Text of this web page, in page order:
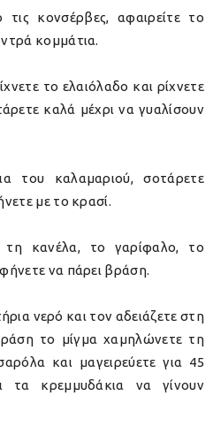
κονσέρβες, αφαιρείτε το
κομμάτια.
το ελαιόλαδο και ρίχνετε
καλά μέχρι να γυαλίσουν
του καλαμαριού, σοτάρετε
με το κρασί.
τη κανέλα, το γαρίφαλο, το
να πάρει βράση.
νερό και τον αδειάζετε στη
το μίγμα χαμηλώνετε τη
και μαγειρεύετε για 45
τα κρεμμυδάκια να γίνουν